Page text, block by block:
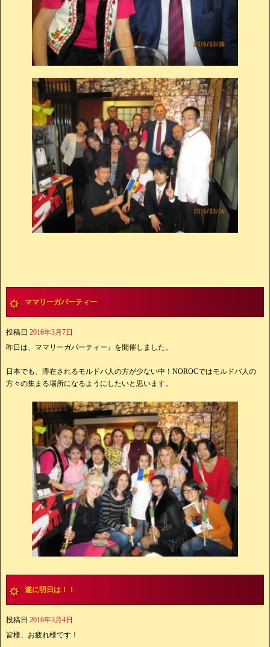
ママリーガパーティー
投稿日 2016年3月7日
昨日は、ママリーガパーティー』を開催しました。
日本でも、滞在されるモルドバ人の方が少ない中！NOROCではモルドバ人の
方々の集まる場所になるようにしたいと思います。
遂に明日は！！
投稿日 2016年3月4日
皆様、お疲れ様です！